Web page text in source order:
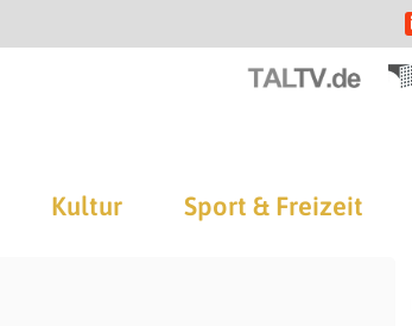
Kultur Sport & Freizeit